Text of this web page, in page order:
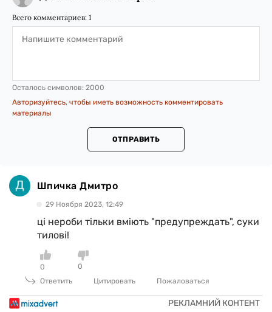
Всего комментариев: 1
Осталось символов: 2000
Авторизуйтесь, чтобы иметь возможность комментировать
материалы
ОТПРАВИТЬ
Шпичка Дмитро
29 Ноября 2023, 12:49
ці нероби тільки вміють "предупреждать", суки
тилові!
0
0
Ответить
Цитировать Пожаловаться